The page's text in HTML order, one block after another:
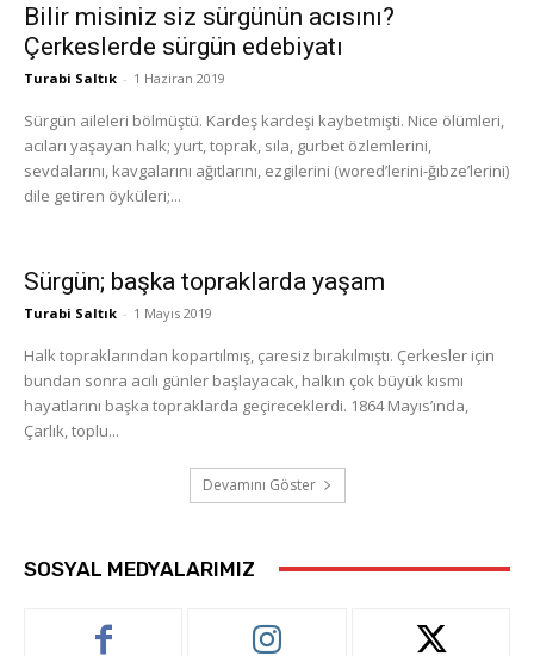
Bilir misiniz siz sürgünün acısını?
Çerkeslerde sürgün edebiyatı
Turabi Saltık - 1 Haziran 2019
Sürgün aileleri bölmüştü. Kardeş kardeşi kaybetmişti. Nice ölümleri,
acıları yaşayan halk; yurt, toprak, sıla, gurbet özlemlerini,
sevdalarını, kavgalarını ağıtlarını, ezgilerini (wored’lerini-ğıbze’lerini)
dile getiren öyküleri;...
Sürgün; başka topraklarda yaşam
Turabi Saltık - 1 Mayıs 2019
Halk topraklarından kopartılmış, çaresiz bırakılmıştı. Çerkesler için
bundan sonra acılı günler başlayacak, halkın çok büyük kısmı
hayatlarını başka topraklarda geçireceklerdi. 1864 Mayıs’ında,
Çarlık, toplu...
Devamını Göster
SOSYAL MEDYALARIMIZ